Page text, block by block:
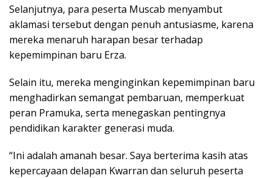
Selanjutnya, para peserta Muscab menyambut
aklamasi tersebut dengan penuh antusiasme, karena
mereka menaruh harapan besar terhadap
kepemimpinan baru Erza.
Selain itu, mereka menginginkan kepemimpinan baru
menghadirkan semangat pembaruan, memperkuat
peran Pramuka, serta menegaskan pentingnya
pendidikan karakter generasi muda.
“Ini adalah amanah besar. Saya berterima kasih atas
kepercayaan delapan Kwarran dan seluruh peserta